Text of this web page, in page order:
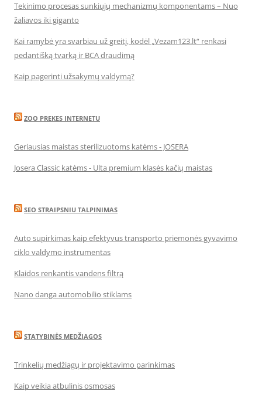
Tekinimo procesas sunkiųjų mechanizmų komponentams – Nuo
žaliavos iki giganto
Kai ramybė yra svarbiau už greitį, kodėl „Vezam123.lt“ renkasi
pedantišką tvarką ir BCA draudimą
Kaip pagerinti užsakymų valdymą?
ZOO PREKES INTERNETU
Geriausias maistas sterilizuotoms katėms - JOSERA
Josera Classic katėms - Ulta premium klasės kačių maistas
SEO STRAIPSNIU TALPINIMAS
Auto supirkimas kaip efektyvus transporto priemonės gyvavimo
ciklo valdymo instrumentas
Klaidos renkantis vandens filtrą
Nano danga automobilio stiklams
STATYBINĖS MEDŽIAGOS
Trinkelių medžiagų ir projektavimo parinkimas
Kaip veikia atbulinis osmosas